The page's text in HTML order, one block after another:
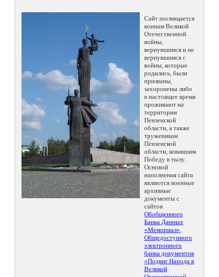
Сайт посвящается
воинам Великой
Отечественной
войны,
вернувшимся и не
вернувшимся с
войны, которые
родились, были
призваны,
захоронены либо
в настоящее время
проживают на
территории
Пензенской
области, а также
труженикам
Пензенской
области, ковавшим
Победу в тылу.
Основой
наполнения сайта
являются военные
архивные
документы с
сайтов
Обобщенного
Банка Данных
«Мемориал»,
Общедоступного
электронного
банка документов
«Подвиг Народа в
Великой